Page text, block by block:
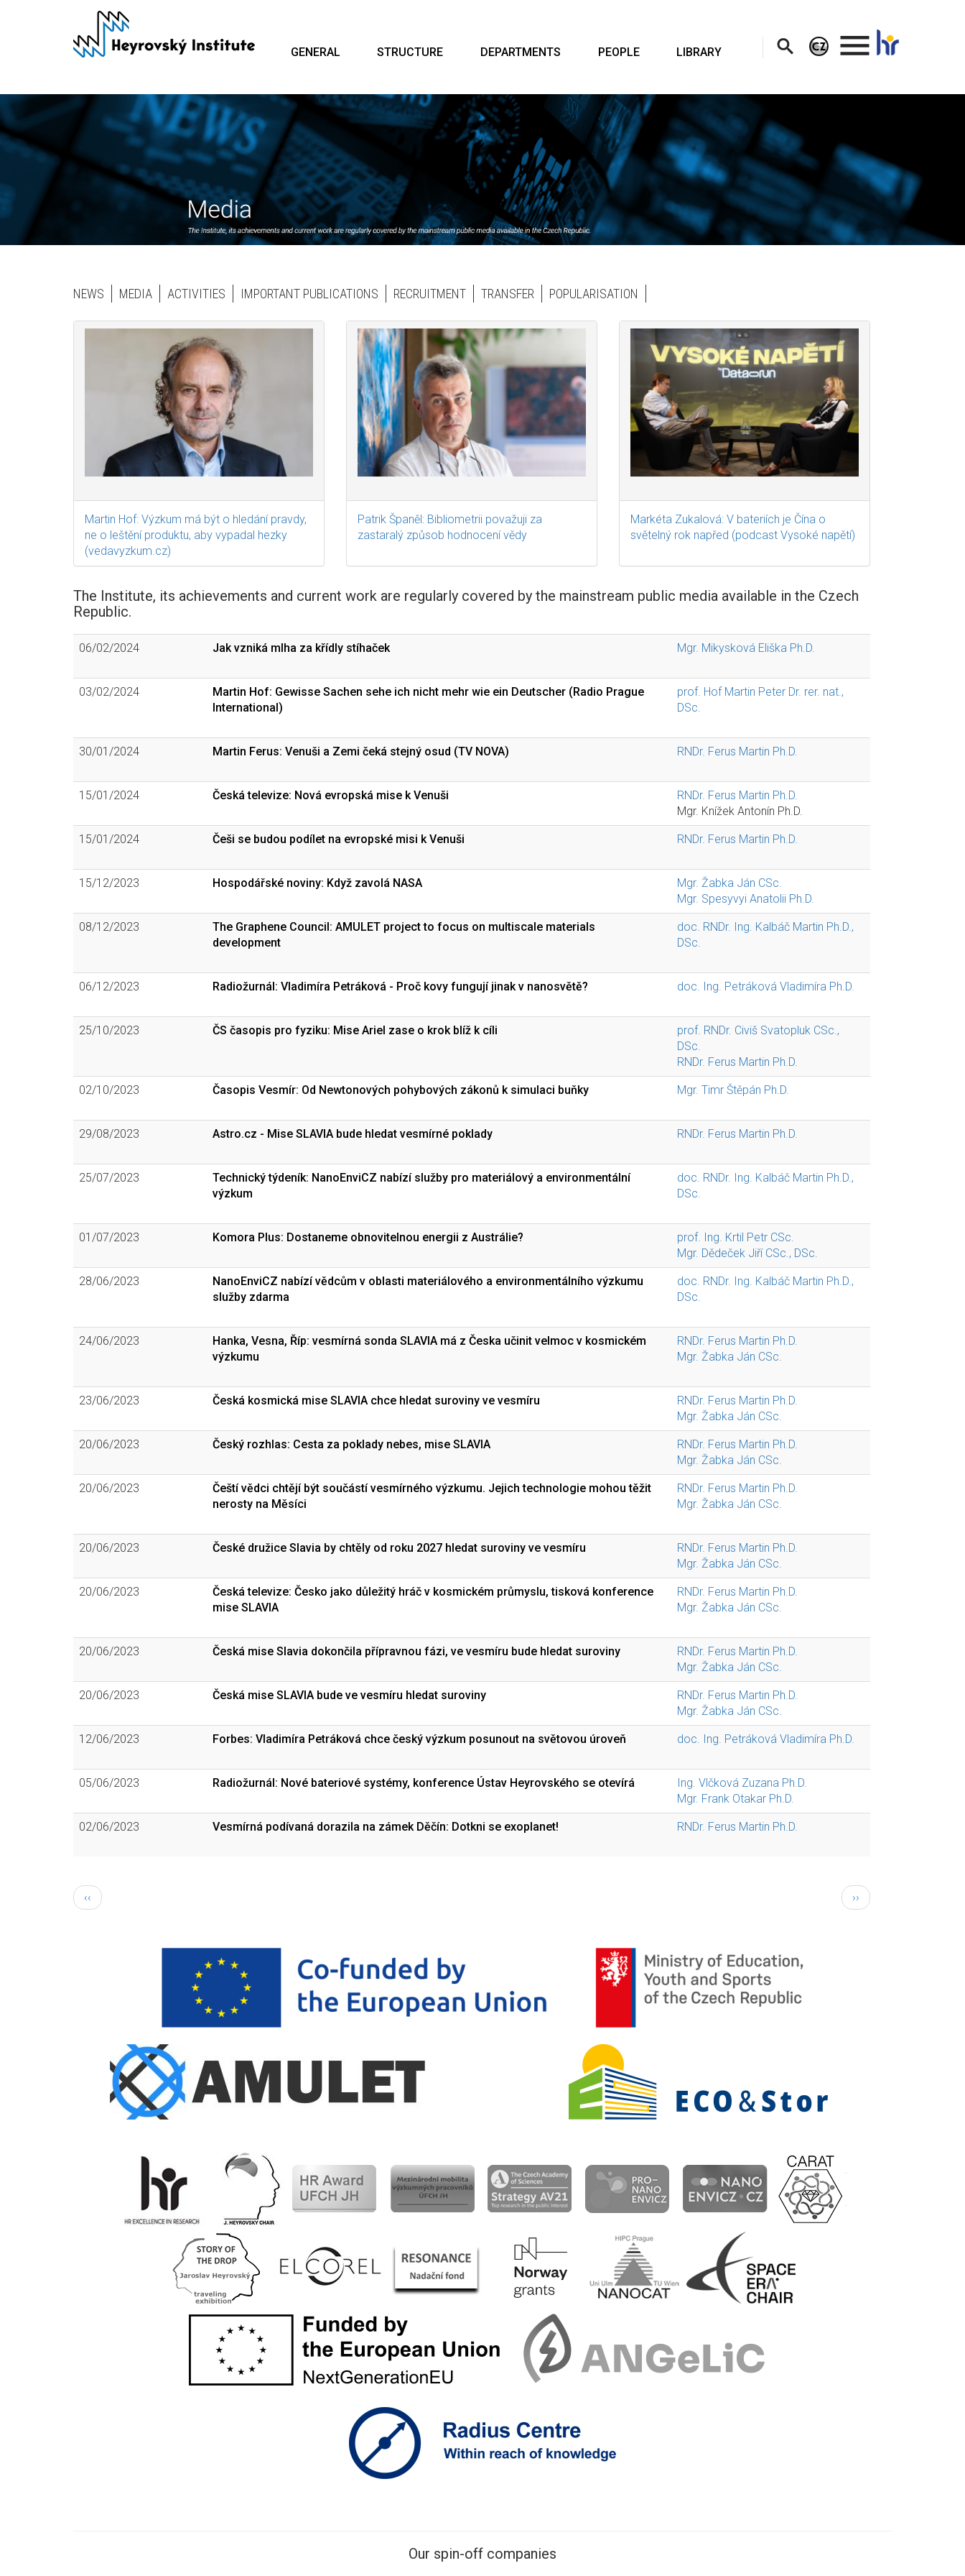
GENERAL STRUCTURE DEPARTMENTS PEOPLE LIBRARY
.
Homepage
Blocks
NEWS MEDIA ACTIVITIES IMPORTANT PUBLICATIONS RECRUITMENT TRANSFER POPULARISATION
Martin Hof: Výzkum má být o hledání pravdy,
ne o leštění produktu, aby vypadal hezky
(vedavyzkum.cz)
Patrik Španěl: Bibliometrii považuji za
zastaralý způsob hodnocení vědy
Markéta Zukalová: V bateriích je Čína o
světelný rok napřed (podcast Vysoké napětí)
The Institute, its achievements and current work are regularly covered by the mainstream public media available in the Czech
Republic.
06/02/2024 Jak vzniká mlha za křídly stíhaček Mgr. Mikysková Eliška Ph.D.
03/02/2024
Martin Hof: Gewisse Sachen sehe ich nicht mehr wie ein Deutscher (Radio Prague
International)
prof. Hof Martin Peter Dr. rer. nat.,
DSc.
30/01/2024 Martin Ferus: Venuši a Zemi čeká stejný osud (TV NOVA) RNDr. Ferus Martin Ph.D.
15/01/2024 Česká televize: Nová evropská mise k Venuši
RNDr. Ferus Martin Ph.D.
Mgr. Knížek Antonín Ph.D.
15/01/2024 Češi se budou podílet na evropské misi k Venuši RNDr. Ferus Martin Ph.D.
15/12/2023 Hospodářské noviny: Když zavolá NASA
Mgr. Žabka Ján CSc.
Mgr. Spesyvyi Anatolii Ph.D.
08/12/2023
The Graphene Council: AMULET project to focus on multiscale materials
development
doc. RNDr. Ing. Kalbáč Martin Ph.D.,
DSc.
06/12/2023 Radiožurnál: Vladimíra Petráková - Proč kovy fungují jinak v nanosvětě? doc. Ing. Petráková Vladimíra Ph.D.
25/10/2023 ČS časopis pro fyziku: Mise Ariel zase o krok blíž k cíli
prof. RNDr. Civiš Svatopluk CSc.,
DSc.
RNDr. Ferus Martin Ph.D.
02/10/2023 Časopis Vesmír: Od Newtonových pohybových zákonů k simulaci buňky Mgr. Timr Štěpán Ph.D.
29/08/2023 Astro.cz - Mise SLAVIA bude hledat vesmírné poklady RNDr. Ferus Martin Ph.D.
25/07/2023
Technický týdeník: NanoEnviCZ nabízí služby pro materiálový a environmentální
výzkum
doc. RNDr. Ing. Kalbáč Martin Ph.D.,
DSc.
01/07/2023 Komora Plus: Dostaneme obnovitelnou energii z Austrálie?
prof. Ing. Krtil Petr CSc.
Mgr. Dědeček Jiří CSc., DSc.
28/06/2023
NanoEnviCZ nabízí vědcům v oblasti materiálového a environmentálního výzkumu
služby zdarma
doc. RNDr. Ing. Kalbáč Martin Ph.D.,
DSc.
24/06/2023
Hanka, Vesna, Říp: vesmírná sonda SLAVIA má z Česka učinit velmoc v kosmickém
výzkumu
RNDr. Ferus Martin Ph.D.
Mgr. Žabka Ján CSc.
23/06/2023 Česká kosmická mise SLAVIA chce hledat suroviny ve vesmíru
RNDr. Ferus Martin Ph.D.
Mgr. Žabka Ján CSc.
20/06/2023 Český rozhlas: Cesta za poklady nebes, mise SLAVIA
RNDr. Ferus Martin Ph.D.
Mgr. Žabka Ján CSc.
20/06/2023
Čeští vědci chtějí být součástí vesmírného výzkumu. Jejich technologie mohou těžit
nerosty na Měsíci
RNDr. Ferus Martin Ph.D.
Mgr. Žabka Ján CSc.
20/06/2023 České družice Slavia by chtěly od roku 2027 hledat suroviny ve vesmíru
RNDr. Ferus Martin Ph.D.
Mgr. Žabka Ján CSc.
20/06/2023
Česká televize: Česko jako důležitý hráč v kosmickém průmyslu, tisková konference
mise SLAVIA
RNDr. Ferus Martin Ph.D.
Mgr. Žabka Ján CSc.
20/06/2023 Česká mise Slavia dokončila přípravnou fázi, ve vesmíru bude hledat suroviny
RNDr. Ferus Martin Ph.D.
Mgr. Žabka Ján CSc.
20/06/2023 Česká mise SLAVIA bude ve vesmíru hledat suroviny
RNDr. Ferus Martin Ph.D.
Mgr. Žabka Ján CSc.
12/06/2023 Forbes: Vladimíra Petráková chce český výzkum posunout na světovou úroveň doc. Ing. Petráková Vladimíra Ph.D.
05/06/2023 Radiožurnál: Nové bateriové systémy, konference Ústav Heyrovského se otevírá
Ing. Vlčková Zuzana Ph.D.
Mgr. Frank Otakar Ph.D.
02/06/2023 Vesmírná podívaná dorazila na zámek Děčín: Dotkni se exoplanet! RNDr. Ferus Martin Ph.D.
Pagination
Previous
page
‹‹
Next
page
››
Our spin-off companies